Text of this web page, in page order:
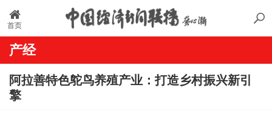
首页
产经
阿拉善特色鸵鸟养殖产业：打造乡村振兴新引
擎